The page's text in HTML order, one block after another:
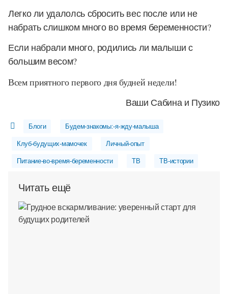
Легко ли удалолсь сбросить вес после или не
набрать слишком много во время беременности?
Если набрали много, родились ли малыши с
большим весом?
Всем приятного первого дня будней недели!
Ваши Сабина и Пузико
Блоги Будем-знакомы:-я-жду-малыша
Клуб-будущих-мамочек Личный-опыт
Питание-во-время-беременности ТВ ТВ-истории
Читать ещё